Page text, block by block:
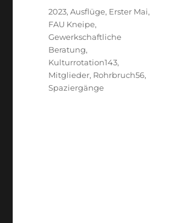
Schlagwörter
2023,Ausflüge, Erster Mai,
FAU Kneipe,
Gewerkschaftliche
Beratung,
Kulturrotation143,
Mitglieder, Rohrbruch56,
Spaziergänge